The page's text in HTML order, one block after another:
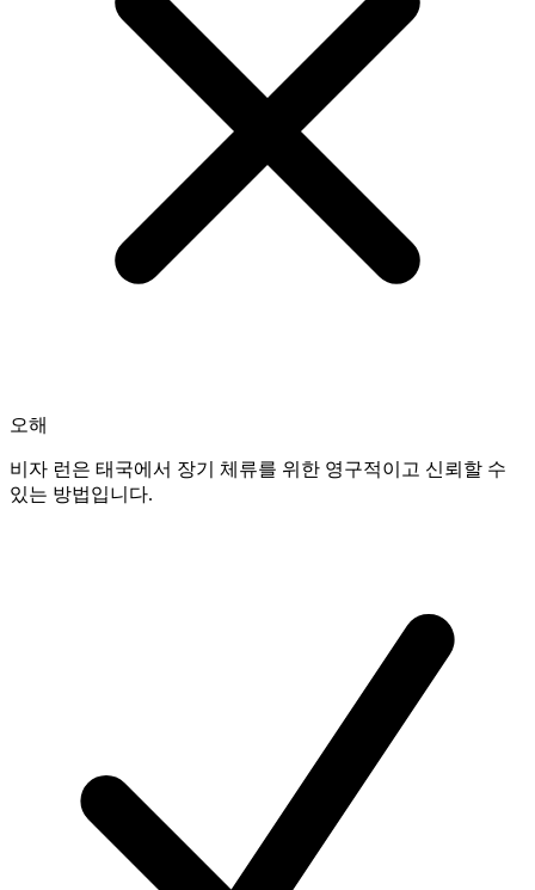
오해
비자 런은 태국에서 장기 체류를 위한 영구적이고 신뢰할 수
있는 방법입니다.